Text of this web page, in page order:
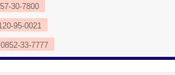
30-7800
95-0021
33-7777